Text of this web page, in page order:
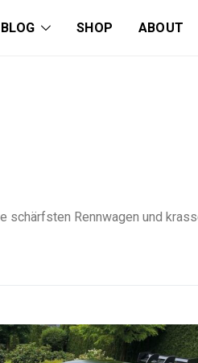
BLOG SHOP ABOUT
Rennwagen und